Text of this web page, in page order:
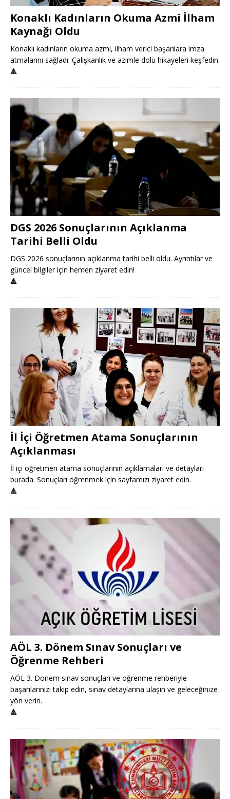
Konaklı Kadınların Okuma Azmi İlham
Kaynağı Oldu
Konaklı kadınların okuma azmi, ilham verici başarılara imza
atmalarını sağladı. Çalışkanlık ve azimle dolu hikayeleri keşfedin.
🔺
DGS 2026 Sonuçlarının Açıklanma
Tarihi Belli Oldu
DGS 2026 sonuçlarının açıklanma tarihi belli oldu. Ayrıntılar ve
güncel bilgiler için hemen ziyaret edin!
🔺
İl İçi Öğretmen Atama Sonuçlarının
Açıklanması
İl içi öğretmen atama sonuçlarının açıklamaları ve detayları
burada. Sonuçları öğrenmek için sayfamızı ziyaret edin.
🔺
AÖL 3. Dönem Sınav Sonuçları ve
Öğrenme Rehberi
AÖL 3. Dönem sınav sonuçları ve öğrenme rehberiyle
başarılarınızı takip edin, sınav detaylarına ulaşın ve geleceğinize
yön verin.
🔺